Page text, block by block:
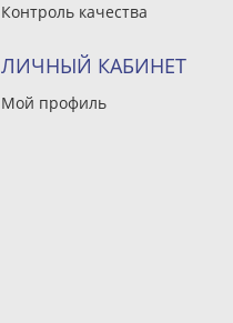
Контроль качества
ЛИЧНЫЙ КАБИНЕТ
Мой профиль